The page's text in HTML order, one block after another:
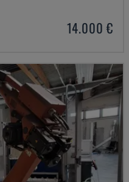
14.000 €